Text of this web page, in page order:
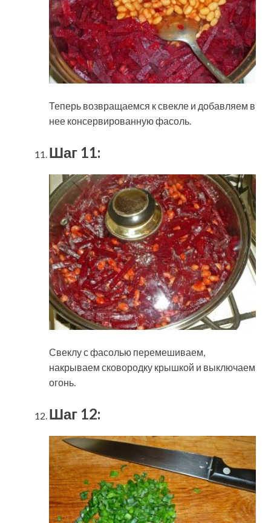
Теперь возвращаемся к свекле и добавляем в
нее консервированную фасоль.
Шаг 11:
Свеклу с фасолью перемешиваем,
накрываем сковородку крышкой и выключаем
огонь.
Шаг 12: